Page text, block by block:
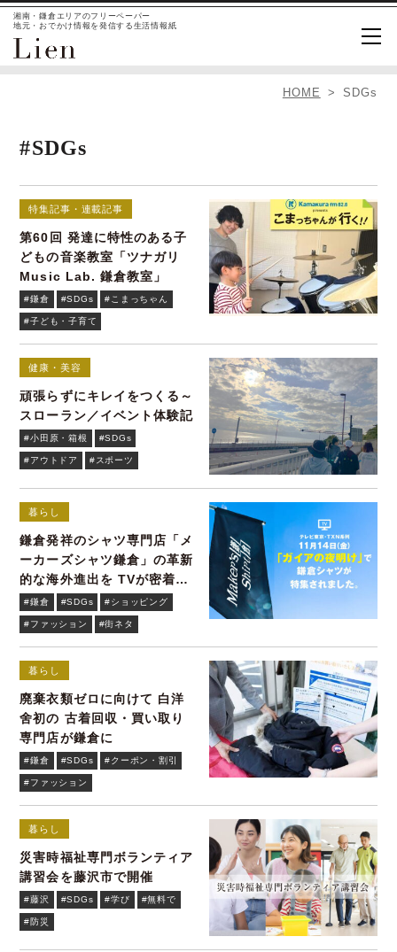
湘南・鎌倉エリアのフリーペーパー
地元・おでかけ情報を発信する生活情報紙
HOME SDGs
#SDGs
特集記事・連載記事
第60回 発達に特性のある子
どもの音楽教室「ツナガリ
Music Lab. 鎌倉教室」
#鎌倉 #SDGs #こまっちゃん
#子ども・子育て
健康・美容
頑張らずにキレイをつくる～
スローラン／イベント体験記
#小田原・箱根 #SDGs
#アウトドア #スポーツ
暮らし
鎌倉発祥のシャツ専門店「メ
ーカーズシャツ鎌倉」の革新
的な海外進出を TVが密着取
材
#鎌倉 #SDGs #ショッピング
#ファッション #街ネタ
暮らし
廃棄衣類ゼロに向けて 白洋
舍初の 古着回収・買い取り
専門店が鎌倉に
#鎌倉 #SDGs #クーポン・割引
#ファッション
暮らし
災害時福祉専門ボランティア
講習会を藤沢市で開催
#藤沢 #SDGs #学び #無料で
#防災